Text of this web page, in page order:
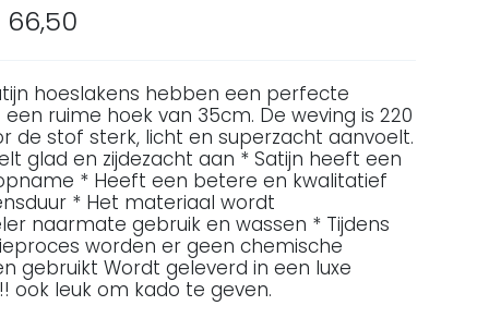
hoeslakens hebben een perfecte
ruime hoek van 35cm. De weving is 220
de stof sterk, licht en superzacht aanvoelt.
glad en zijdezacht aan * Satijn heeft een
* Heeft een betere en kwalitatief
* Het materiaal wordt
naarmate gebruik en wassen * Tijdens
worden er geen chemische
gebruikt Wordt geleverd in een luxe
ook leuk om kado te geven.